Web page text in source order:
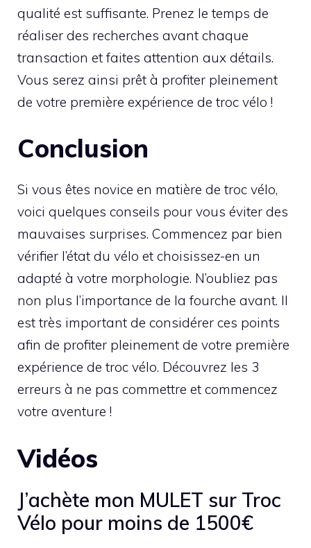
qualité est suffisante. Prenez le temps de
réaliser des recherches avant chaque
transaction et faites attention aux détails.
Vous serez ainsi prêt à profiter pleinement
de votre première expérience de troc vélo !
Conclusion
Si vous êtes novice en matière de troc vélo,
voici quelques conseils pour vous éviter des
mauvaises surprises. Commencez par bien
vérifier l’état du vélo et choisissez-en un
adapté à votre morphologie. N’oubliez pas
non plus l’importance de la fourche avant. Il
est très important de considérer ces points
afin de profiter pleinement de votre première
expérience de troc vélo. Découvrez les 3
erreurs à ne pas commettre et commencez
votre aventure !
Vidéos
J’achète mon MULET sur Troc
Vélo pour moins de 1500€